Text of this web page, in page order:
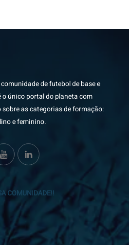
de futebol de base e
o único portal do planeta com
as categorias de formação:
e feminino.
COMUNIDADE!!